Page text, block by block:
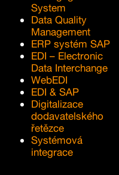
System
Data Quality
Management
ERP systém SAP
EDI – Electronic
Data Interchange
WebEDI
EDI & SAP
Digitalizace
dodavatelského
řetězce
Systémová
integrace